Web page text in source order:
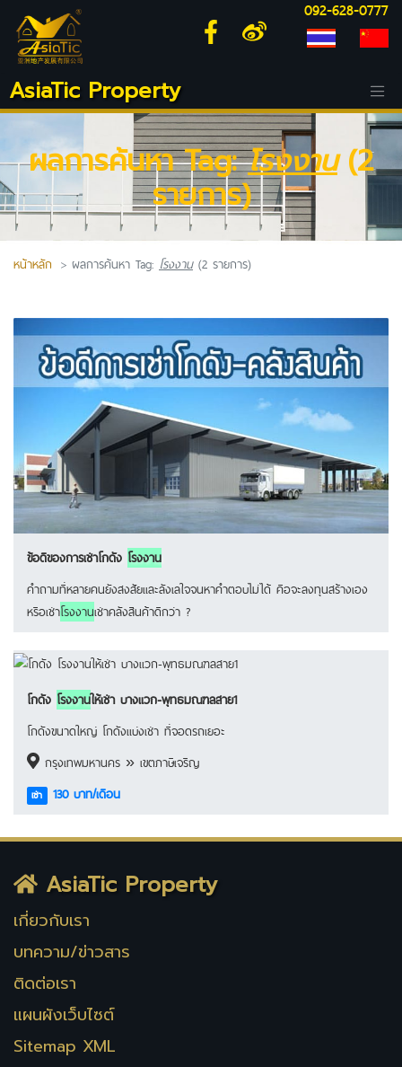
092-628-0777
AsiaTic Property
ผลการค้นหา Tag:โรงงาน(2
รายการ)
หน้าหลัก ผลการค้นหา Tag: โรงงาน(2 รายการ)
ข้อดีของการเช่าโกดัง โรงงาน
คำถามที่หลายคนยังสงสัยและลังเลใจจนหาคำตอบไม่ได้ คือจะลงทุนสร้างเอง
หรือเช่าโรงงานเช่าคลังสินค้าดีกว่า ?
โกดัง โรงงานให้เช่า บางแวก-พุทธมณฑลสาย1
โกดังขนาดใหญ่ โกดังแบ่งเช่า ที่จอดรถเยอะ
กรุงเทพมหานคร » เขตภาษีเจริญ
เช่า 130 บาท/เดือน
AsiaTic Property
เกี่ยวกับเรา
บทความ/ข่าวสาร
ติดต่อเรา
แผนผังเว็บไซต์
Sitemap XML